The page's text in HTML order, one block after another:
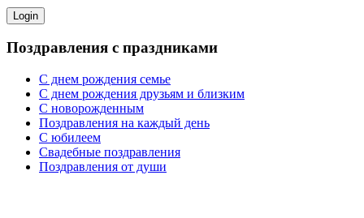
Поздравления с праздниками
С днем рождения семье
С днем рождения друзьям и близким
C новорожденным
Поздравления на каждый день
С юбилеем
Свадебные поздравления
Поздравления от души